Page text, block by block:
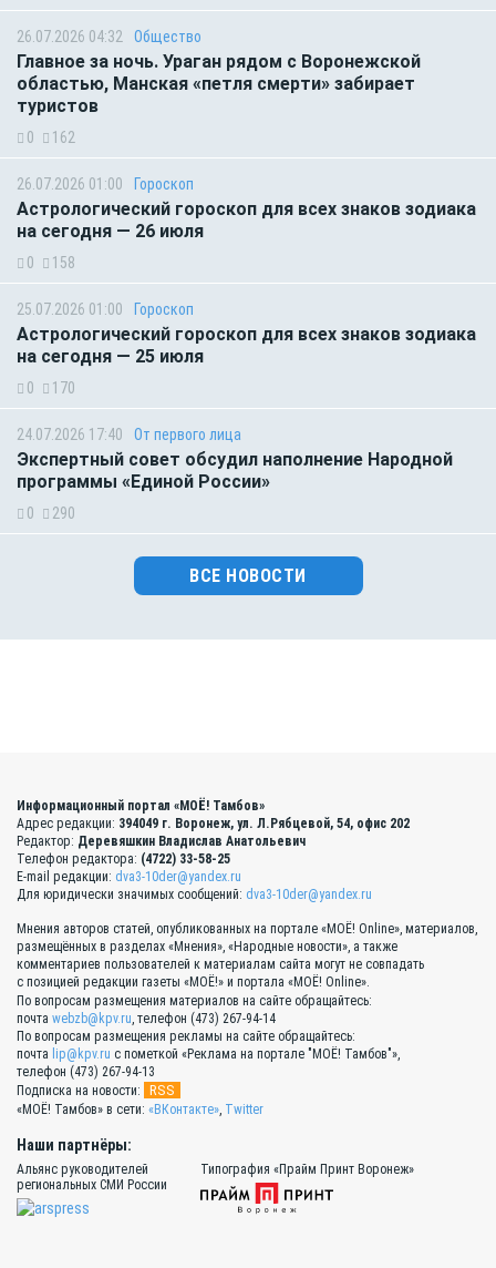
26.07.2026 04:32 Общество
Главное за ночь. Ураган рядом с Воронежской
областью, Манская «петля смерти» забирает
туристов
0 162
26.07.2026 01:00 Гороскоп
Астрологический гороскоп для всех знаков зодиака
на сегодня — 26 июля
0 158
25.07.2026 01:00 Гороскоп
Астрологический гороскоп для всех знаков зодиака
на сегодня — 25 июля
0 170
24.07.2026 17:40 От первого лица
Экспертный совет обсудил наполнение Народной
программы «Единой России»
0 290
ВСЕ НОВОСТИ
Информационный портал «МОЁ! Тамбов»
Адрес редакции: 394049 г. Воронеж, ул. Л.Рябцевой, 54, офис 202
Редактор: Деревяшкин Владислав Анатольевич
Телефон редактора: (4722) 33-58-25
E-mail редакции: dva3-10der@yandex.ru
Для юридически значимых сообщений: dva3-10der@yandex.ru
Мнения авторов статей, опубликованных на портале «МОЁ! Online», материалов,
размещённых в разделах «Мнения», «Народные новости», а также
комментариев пользователей к материалам сайта могут не совпадать
с позицией редакции газеты «МОЁ!» и портала «МОЁ! Online».
По вопросам размещения материалов на сайте обращайтесь:
почта webzb@kpv.ru, телефон (473) 267-94-14
По вопросам размещения рекламы на сайте обращайтесь:
почта lip@kpv.ru с пометкой «Реклама на портале "МОЁ! Тамбов"»,
телефон (473) 267-94-13
Подписка на новости:
RSS
«МОЁ! Тамбов» в сети: «ВКонтакте», Twitter
Наши партнёры:
Альянс руководителей
региональных СМИ России
Типография «Прайм Принт Воронеж»